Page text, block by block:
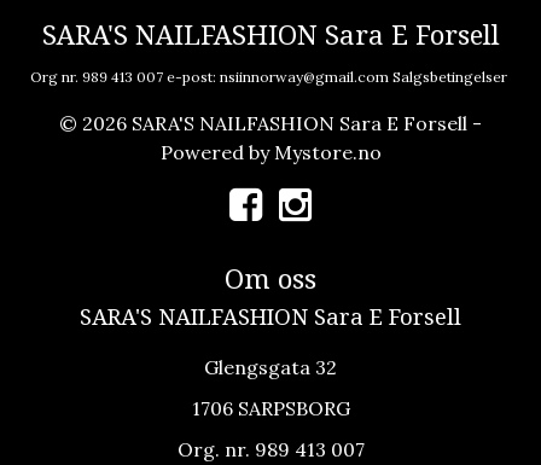
SARA'S NAILFASHION Sara E Forsell
Org nr. 989 413 007 e-post: nsiinnorway@gmail.com Salgsbetingelser
© 2026 SARA'S NAILFASHION Sara E Forsell -
Powered by Mystore.no
Om oss
SARA'S NAILFASHION Sara E Forsell
Glengsgata 32
1706 SARPSBORG
Org. nr. 989 413 007